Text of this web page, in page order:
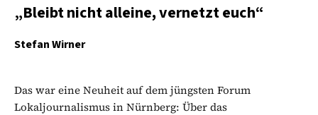
„Bleibt nicht alleine, vernetzt euch“
Stefan Wirner
Das war eine Neuheit auf dem jüngsten Forum
Lokaljournalismus in Nürnberg: Über das